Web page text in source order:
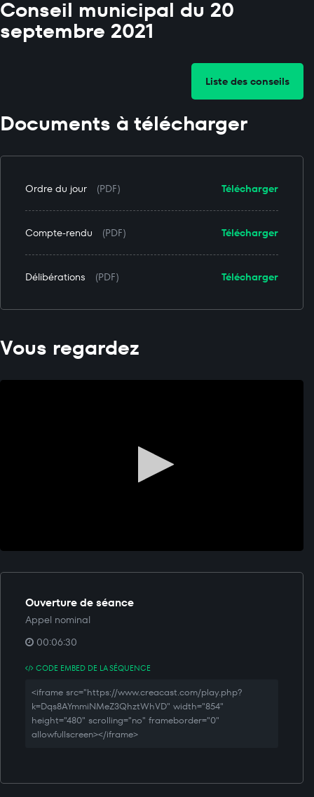
Conseil municipal du 20
septembre 2021
Liste des conseils
Documents à télécharger
Télécharger
Ordre du jour (PDF)
Télécharger
Compte-rendu (PDF)
Télécharger
Délibérations (PDF)
Vous regardez
Ouverture de séance
Appel nominal
00:06:30
CODE EMBED DE LA SÉQUENCE
<iframe src="https://www.creacast.com/play.php?
k=Dqs8AYmmiNMeZ3QhztWhVD" width="854"
height="480" scrolling="no" frameborder="0"
allowfullscreen></iframe>